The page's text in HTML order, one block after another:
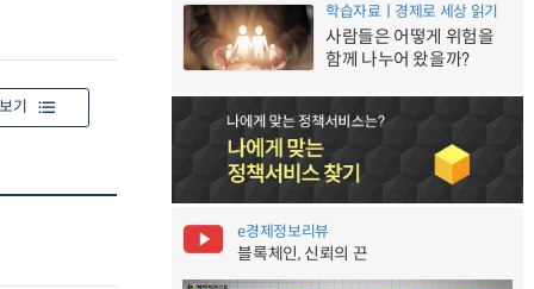
기
학습자료ㅣ경제로 세상 읽기
사람들은 어떻게 위험을
함께 나누어 왔을까?
e경제정보리뷰
블록체인, 신뢰의 끈